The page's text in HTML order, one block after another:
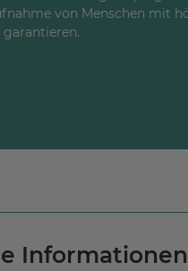
von Menschen mit
Informationen